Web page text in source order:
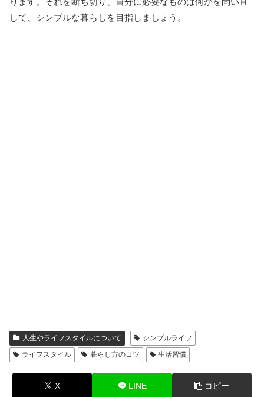
して、シンプルな暮らしを目指しましょう。
人生やライフスタイルについて
シンプルライフ
ライフスタイル
暮らし方のコツ 生活習慣
X LINE コピー